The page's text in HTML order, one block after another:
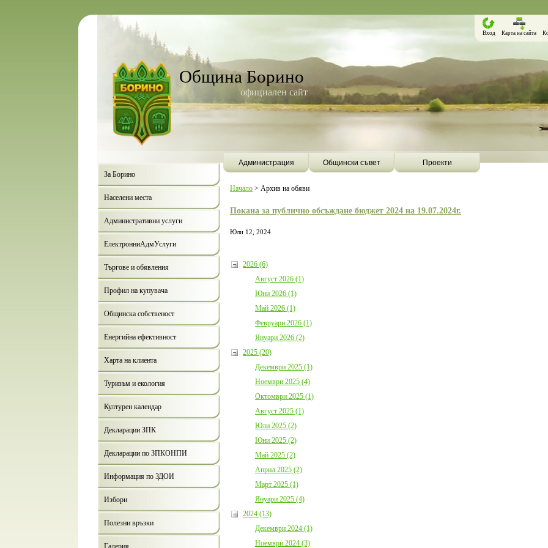
Община Борино
официален сайт
Вход Карта на сайта
Администрация Общински съвет
Проекти
За Борино
Населени места
Административни услуги
ЕлектронниАдмУслуги
Търгове и обявления
Профил на купувача
Общинска собственост
Енергийна ефективност
Харта на клиента
Туризъм и екология
Културен календар
Декларации ЗПК
Декларации по ЗПКОНПИ
Информация по ЗДОИ
Избори
Полезни връзки
Галерия
Начало > Архив на обяви
Покана за публично обсъждане бюджет 2024 на 19.07.2024г.
Юли 12, 2024
2026 (6)
Август 2026 (1)
Юни 2026 (1)
Май 2026 (1)
Февруари 2026 (1)
Януари 2026 (2)
2025 (20)
Декември 2025 (1)
Ноември 2025 (4)
Октомври 2025 (1)
Август 2025 (1)
Юли 2025 (2)
Юни 2025 (2)
Май 2025 (2)
Април 2025 (2)
Март 2025 (1)
Януари 2025 (4)
2024 (13)
Декември 2024 (1)
Ноември 2024 (3)